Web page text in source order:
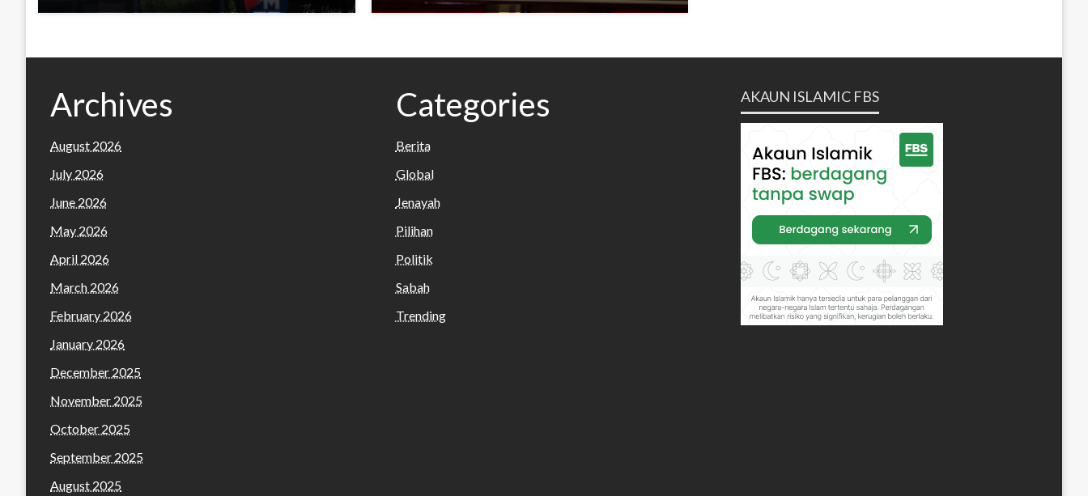
Archives
August 2026
July 2026
June 2026
May 2026
April 2026
March 2026
February 2026
January 2026
December 2025
November 2025
October 2025
September 2025
August 2025
Categories
Berita
Global
Jenayah
Pilihan
Politik
Sabah
Trending
AKAUN ISLAMIC FBS